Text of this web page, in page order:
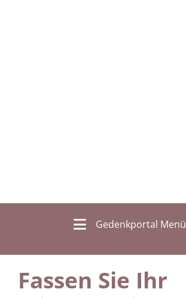
Gedenkportal Menü
Fassen Sie Ihr